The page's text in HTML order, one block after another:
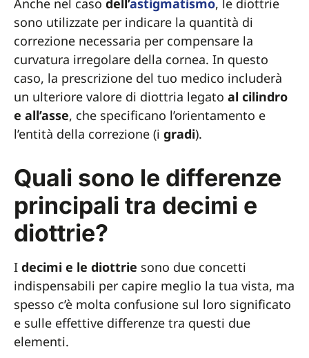
Anche nel caso dell’astigmatismo, le diottrie
sono utilizzate per indicare la quantità di
correzione necessaria per compensare la
curvatura irregolare della cornea. In questo
caso, la prescrizione del tuo medico includerà
un ulteriore valore di diottria legato al cilindro
e all’asse, che specificano l’orientamento e
l’entità della correzione (i gradi).
Quali sono le differenze
principali tra decimi e
diottrie?
I decimi e le diottrie sono due concetti
indispensabili per capire meglio la tua vista, ma
spesso c’è molta confusione sul loro significato
e sulle effettive differenze tra questi due
elementi.